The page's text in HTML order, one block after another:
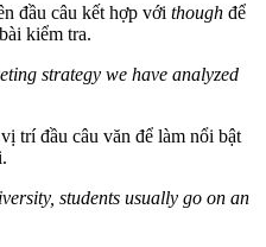
đầu câu kết hợp với though để
kiểm tra.
strategy we have analyzed
trí đầu câu văn để làm nổi bật
students usually go on an